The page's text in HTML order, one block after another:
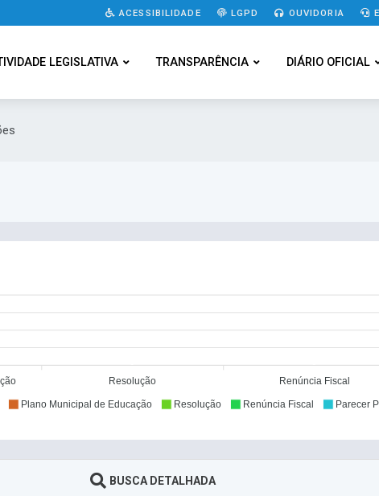
ACESSIBILIDADE LGPD OUVIDORIA
LEGISLATIVA TRANSPARÊNCIA DIÁRIO OFICIAL
Resolução Renúncia Fiscal
Plano Municipal de Educação Resolução Renúncia Fiscal Parecer
BUSCA DETALHADA